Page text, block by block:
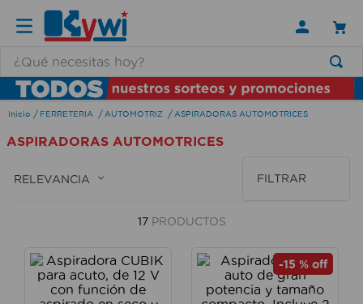
FERRETERIA AUTOMOTRIZ ASPIRADORAS AUTOMOTRICES
ASPIRADORAS AUTOMOTRICES
RELEVANCIA FILTRAR
17 PRODUCTOS
-15 % off
TÉRMINOS MÁS BUSCADOS
1.
lamparas
2.
ducha
3.
silla
escritorio
cerradura